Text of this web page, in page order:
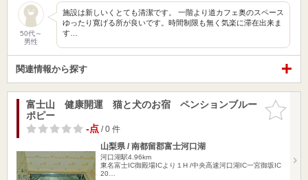
50代～
男性
施設は新しいくとても清潔です。 一階より道カフェ奥のスペース
ゆったり寛げる所が良いです。時間制限も無く気楽に滞在出来ま
す…
関連情報から探す
お気に入
りに追加
富士山 健康開運 猫と犬のお宿 ペンションブルー
ポピー
-点/ 0 件
山梨県 / 南都留郡富士河口湖
河口湖駅4.96km
東名富士IC御殿場ICより１H /中央高速河口湖IC一宮御坂IC
20…